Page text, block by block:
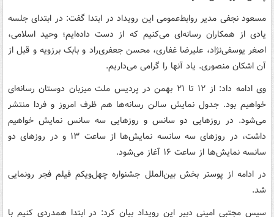
مسعود نجفی مدیر روابط‌عمومی این رویداد در ابتدا گفت: در ابتدای جلسه
یادی از همکاران رسانه‌ای می‌کنیم که از دست داده‌ایم؛ وحید اسلامی،
اصغر یوسفی‌نژاد، علیرضا غفاری، محسن جعفری‌راد و بابک برزویه و قبل از
آن اشکان منصوری. یاد آنها را گرامی می‌داریم.
وی ادامه داد: از ۱۲ تا ۲۱ بهمن در پردیس ملت میزبان دوستان رسانه‌ای
خواهیم بود. جدول نمایش سالن رسانه‌ها هم ظرف امروز و فردا منتشر
می‌شود. در روزهایی دو سانس و روزهایی سه سانس نمایش خواهیم
داشت، در روزهای سه سانسه نمایش‌ها از ساعت ۱۳ و در روزهای دو
سانسه نمایش‌ها از ساعت ۱۶ آغاز می‌شود.
در ادامه از پوستر بخش بین‌الملل جشنواره چهل‌ویکم فیلم فجر رونمایی
شد.
سپس مجتبی امینی دبیر این رویداد بیان کرد: در ابتدا همدردی کنیم با